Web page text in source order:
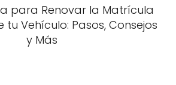
para Renovar la Matrícula
Vehículo: Pasos, Consejos
y Más